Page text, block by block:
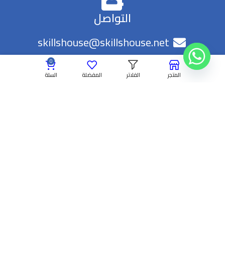
التواصل
skillshouse@skillshouse.net
+966537002557
المتجر الفلاتر المفضلة
0
السلة